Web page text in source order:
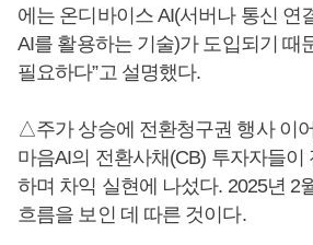
에는 온디바이스 AI(서버나 통신 연
AI를 활용하는 기술)가 도입되기 때
필요하다”고 설명했다.
△주가 상승에 전환청구권 행사 이
마음AI의 전환사채(CB) 투자자들이
하며 차익 실현에 나섰다. 2025년 2
흐름을 보인 데 따른 것이다.